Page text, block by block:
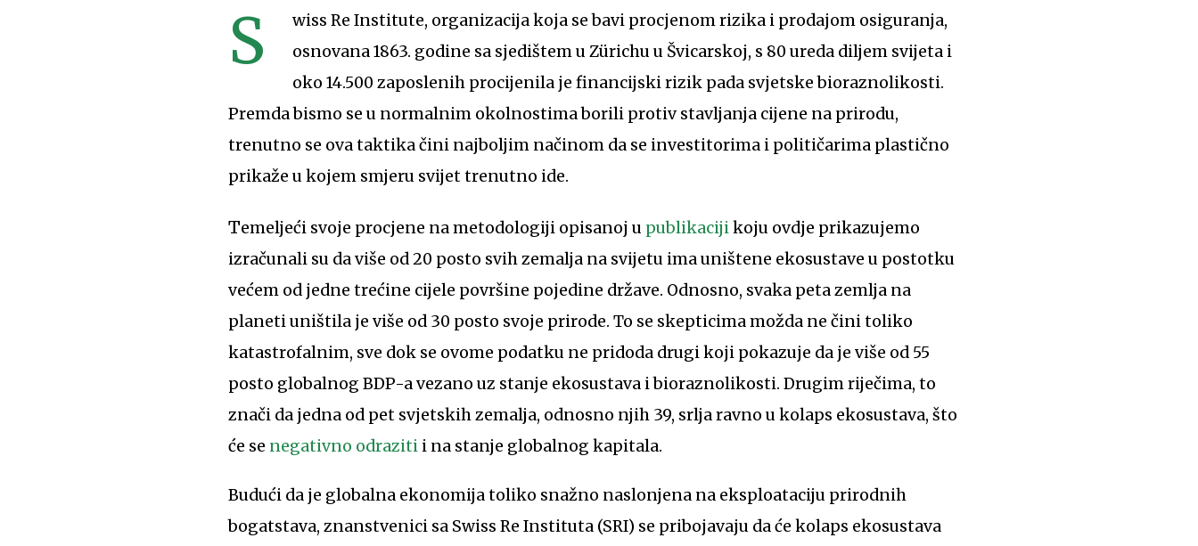
S
wiss Re Institute, organizacija koja se bavi procjenom rizika i prodajom osiguranja,
osnovana 1863. godine sa sjedištem u Zürichu u Švicarskoj, s 80 ureda diljem svijeta i
oko 14.500 zaposlenih procijenila je financijski rizik pada svjetske bioraznolikosti.
Premda bismo se u normalnim okolnostima borili protiv stavljanja cijene na prirodu,
trenutno se ova taktika čini najboljim načinom da se investitorima i političarima plastično
prikaže u kojem smjeru svijet trenutno ide.
Temeljeći svoje procjene na metodologiji opisanoj u publikacijikoju ovdje prikazujemo
izračunali su da više od 20 posto svih zemalja na svijetu ima uništene ekosustave u postotku
većem od jedne trećine cijele površine pojedine države. Odnosno, svaka peta zemlja na
planeti uništila je više od 30 posto svoje prirode. To se skepticima možda ne čini toliko
katastrofalnim, sve dok se ovome podatku ne pridoda drugi koji pokazuje da je više od 55
posto globalnog BDP-a vezano uz stanje ekosustava i bioraznolikosti. Drugim riječima, to
znači da jedna od pet svjetskih zemalja, odnosno njih 39, srlja ravno u kolaps ekosustava, što
će se negativno odraziti i na stanje globalnog kapitala.
Budući da je globalna ekonomija toliko snažno naslonjena na eksploataciju prirodnih
bogatstava, znanstvenici sa Swiss Re Instituta (SRI) se pribojavaju da će kolaps ekosustava